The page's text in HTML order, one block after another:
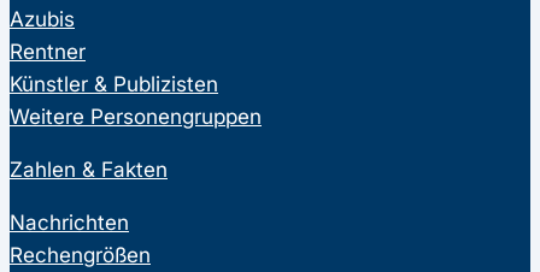
Azubis
Rentner
Künstler & Publizisten
Weitere Personengruppen
Zahlen & Fakten
Nachrichten
Rechengrößen